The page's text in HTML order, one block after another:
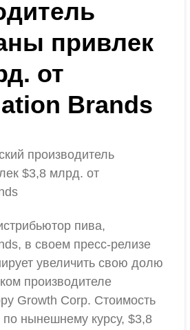
привлек
от
Brands
производитель
$3,8 млрд. от
пива,
в своем пресс-релизе
увеличить свою долю
производителе
Growth Corp. Стоимость
по нынешнему курсу, $3,8